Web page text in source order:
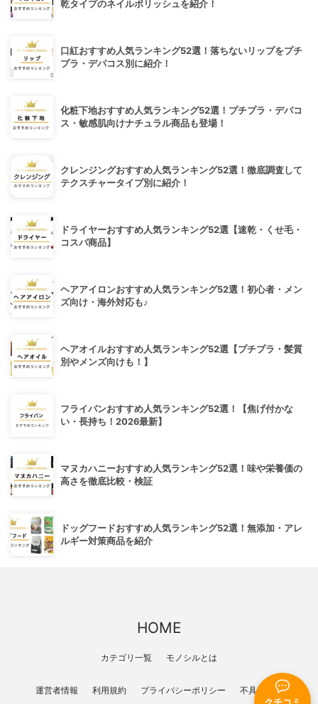
乾タイプのネイルポリッシュを紹介！
口紅おすすめ人気ランキング52選！落ちないリップをプチ
プラ・デパコス別に紹介！
化粧下地おすすめ人気ランキング52選！プチプラ・デパコ
ス・敏感肌向けナチュラル商品も登場！
クレンジングおすすめ人気ランキング52選！徹底調査して
テクスチャータイプ別に紹介！
ドライヤーおすすめ人気ランキング52選【速乾・くせ毛・
コスパ商品】
ヘアアイロンおすすめ人気ランキング52選！初心者・メン
ズ向け・海外対応も♪
ヘアオイルおすすめ人気ランキング52選【プチプラ・髪質
別やメンズ向けも！】
フライパンおすすめ人気ランキング52選！【焦げ付かな
い・長持ち！2026最新】
マヌカハニーおすすめ人気ランキング52選！味や栄養価の
高さを徹底比較・検証
ドッグフードおすすめ人気ランキング52選！無添加・アレ
ルギー対策商品を紹介
HOME
カテゴリ一覧 モノシルとは
運営者情報 利用規約 プライバシーポリシー 不具合報告